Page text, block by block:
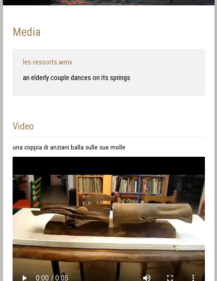
Media
les-ressorts.wmv
an elderly couple dances on its springs
Video
una coppia di anziani balla sulle sue molle